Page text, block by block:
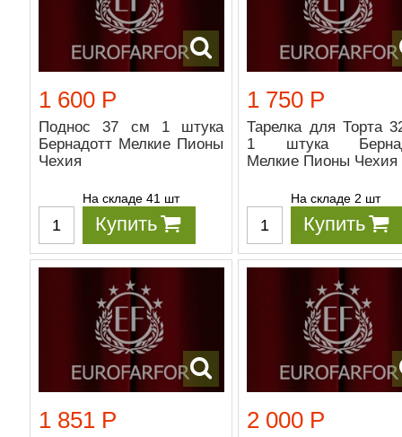
1 600 Р
Поднос 37 см 1 штука
Бернадотт Мелкие Пионы
Чехия
На складе 41 шт
Купить
1 750 Р
Тарелка для Торта
1 штука
Мелкие Пионы Чехия
На складе 2 шт
Купить
1 851 Р 2 000 Р